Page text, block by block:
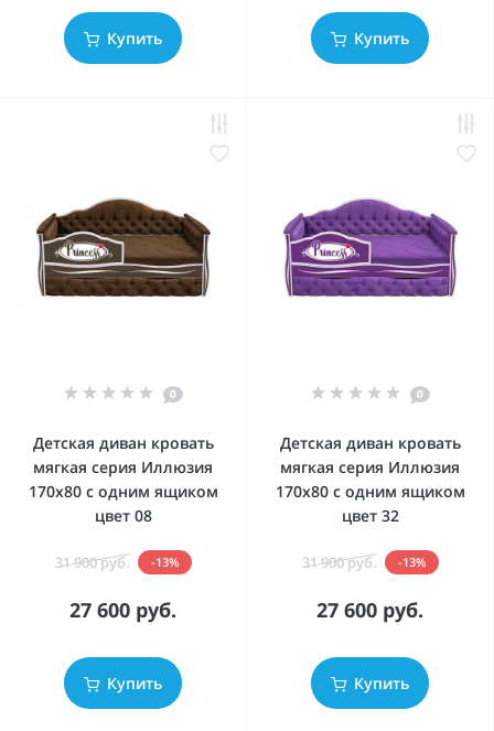
Купить Купить
0
Детская диван кровать
мягкая серия Иллюзия
170x80 с одним ящиком
цвет 08
31 900 руб. -13%
27 600 руб.
Купить
0
Детская диван кровать
мягкая серия Иллюзия
170x80 с одним ящиком
цвет 32
31 900 руб. -13%
27 600 руб.
Купить